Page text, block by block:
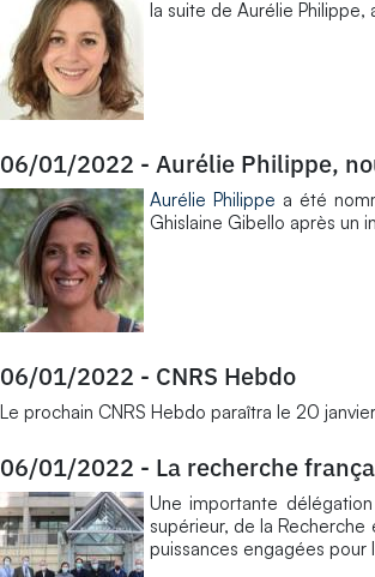
la suite de Aurélie Philippe,
06/01/2022 - Aurélie Philippe,
Aurélie Philippe a été
Ghislaine Gibello après un
06/01/2022 - CNRS Hebdo
Le prochain CNRS Hebdo paraîtra le 20
06/01/2022 - La recherche
Une importante
supérieur, de la
puissances engagées pour